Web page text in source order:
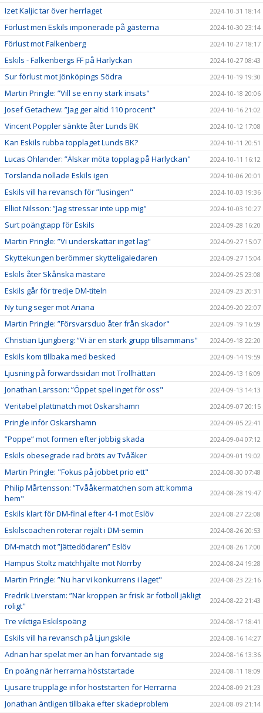
Izet Kaljic tar över herrlaget 2024-10-31 18:14
Förlust men Eskils imponerade på gästerna 2024-10-30 23:14
Förlust mot Falkenberg 2024-10-27 18:17
Eskils - Falkenbergs FF på Harlyckan 2024-10-27 08:43
Sur förlust mot Jönköpings Södra 2024-10-19 19:30
Martin Pringle: ”Vill se en ny stark insats" 2024-10-18 20:06
Josef Getachew: ”Jag ger altid 110 procent" 2024-10-16 21:02
Vincent Poppler sänkte åter Lunds BK 2024-10-12 17:08
Kan Eskils rubba topplaget Lunds BK? 2024-10-11 20:51
Lucas Ohlander: ”Älskar möta topplag på Harlyckan" 2024-10-11 16:12
Torslanda nollade Eskils igen 2024-10-06 20:01
Eskils vill ha revansch för ”lusingen" 2024-10-03 19:36
Elliot Nilsson: ”Jag stressar inte upp mig" 2024-10-03 10:27
Surt poängtapp för Eskils 2024-09-28 16:20
Martin Pringle: ”Vi underskattar inget lag" 2024-09-27 15:07
Skyttekungen berömmer skytteligaledaren 2024-09-27 15:04
Eskils åter Skånska mästare 2024-09-25 23:08
Eskils går för tredje DM-titeln 2024-09-23 20:31
Ny tung seger mot Ariana 2024-09-20 22:07
Martin Pringle: ”Försvarsduo åter från skador" 2024-09-19 16:59
Christian Ljungberg: ”Vi är en stark grupp tillsammans" 2024-09-18 22:20
Eskils kom tillbaka med besked 2024-09-14 19:59
Ljusning på forwardssidan mot Trollhättan 2024-09-13 16:09
Jonathan Larsson: ”Öppet spel inget för oss" 2024-09-13 14:13
Veritabel plattmatch mot Oskarshamn 2024-09-07 20:15
Pringle inför Oskarshamn 2024-09-05 22:41
”Poppe” mot formen efter jobbig skada 2024-09-04 07:12
Eskils obesegrade rad bröts av Tvååker 2024-09-01 19:02
Martin Pringle: "Fokus på jobbet prio ett" 2024-08-30 07:48
Philip Mårtensson: ”Tvååkermatchen som att komma
hem"
2024-08-28 19:47
Eskils klart för DM-final efter 4-1 mot Eslöv 2024-08-27 22:08
Eskilscoachen roterar rejält i DM-semin 2024-08-26 20:53
DM-match mot ”Jättedödaren” Eslöv 2024-08-26 17:00
Hampus Stoltz matchhjälte mot Norrby 2024-08-24 19:28
Martin Pringle: ”Nu har vi konkurrens i laget" 2024-08-23 22:16
Fredrik Liverstam: ”När kroppen är frisk är fotboll jäkligt
roligt"
2024-08-22 21:43
Tre viktiga Eskilspoäng 2024-08-17 18:41
Eskils vill ha revansch på Ljungskile 2024-08-16 14:27
Adrian har spelat mer än han förväntade sig 2024-08-16 13:36
En poäng när herrarna höststartade 2024-08-11 18:09
Ljusare truppläge inför höststarten för Herrarna 2024-08-09 21:23
Jonathan äntligen tillbaka efter skadeproblem 2024-08-09 21:14